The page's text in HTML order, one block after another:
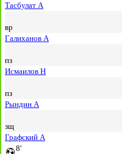
Тасбулат А
вр
Галиханов А
пз
Исмаилов Н
пз
Рындин А
зщ
Графский А
8'